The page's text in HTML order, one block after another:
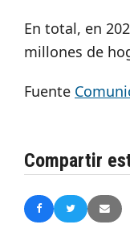
En total, en
millones de
Fuente
Compartir